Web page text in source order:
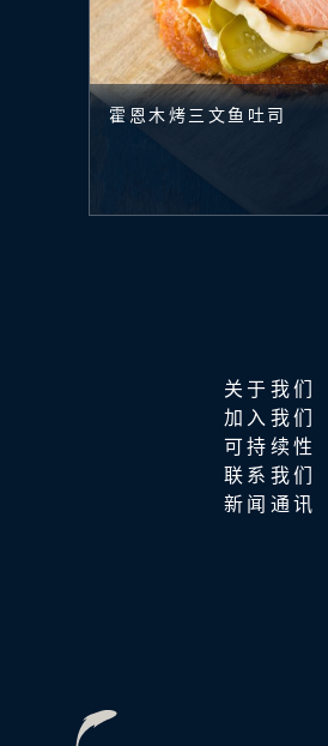
霍恩木烤三文鱼吐司
关于我们
加入我们
可持续性
联系我们
新闻通讯